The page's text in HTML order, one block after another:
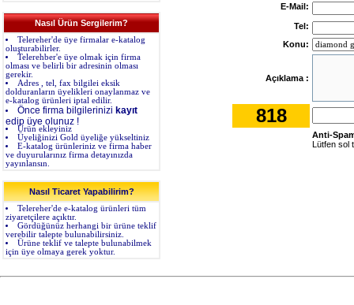
Nasıl Ürün Sergilerim?
Telereher'de üye firmalar e-katalog
oluşturabilirler.
Telerehber'e üye olmak için firma
olması ve belirli bir adresinin olması
gerekir.
Adres , tel, fax bilgilei eksik
dolduranların üyelikleri onaylanmaz ve
e-katalog ürünleri iptal edilir.
Önce firma bilgilerinizi kayıt
edip üye olunuz !
Ürün ekleyiniz
Üyeliğinizi Gold üyeliğe yükseltiniz
E-katalog ürünleriniz ve firma haber
ve duyurularınız firma detayınızda
yayınlansın.
Nasıl Ticaret Yapabilirim?
Telereher'de e-katalog ürünleri tüm
ziyaretçilere açıktır.
Gördüğünüz herhangi bir ürüne teklif
verebilir talepte bulunabilirsiniz.
Ürüne teklif ve talepte bulunabilmek
için üye olmaya gerek yoktur.
E-Mail:
Tel:
Konu:
Açıklama :
818
Anti-
Lütfen sol